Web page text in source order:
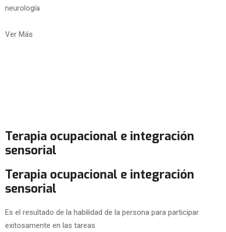
neurología
Ver Más
Terapia ocupacional e integración
sensorial
Terapia ocupacional e integración
sensorial
Es el resultado de la habilidad de la persona para participar
exitosamente en las tareas